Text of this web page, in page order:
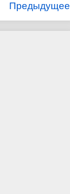
Предыдущее